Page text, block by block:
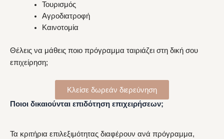
Τουρισμός
Αγροδιατροφή
Καινοτομία
Θέλεις να μάθεις ποιο πρόγραμμα ταιριάζει στη δική σου
επιχείρηση;
Κλείσε δωρεάν διερεύνηση
Ποιοι δικαιούνται επιδότηση επιχειρήσεων;
Τα κριτήρια επιλεξιμότητας διαφέρουν ανά πρόγραμμα,